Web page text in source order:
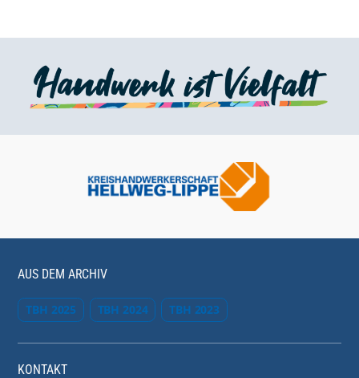
AUS DEM ARCHIV
TBH 2025 TBH 2024 TBH 2023
KONTAKT